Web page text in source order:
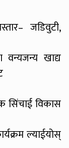
जडिवुटी,
खाद्य
सिंचाई विकास
ल्याईयोस्